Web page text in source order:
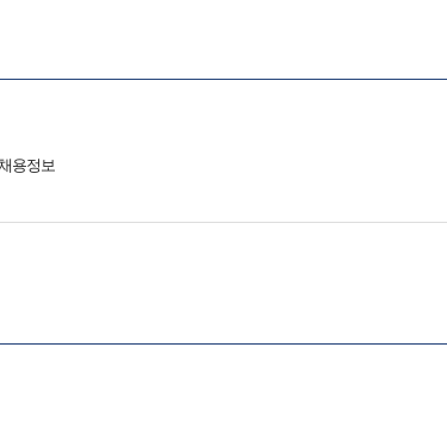
용정보